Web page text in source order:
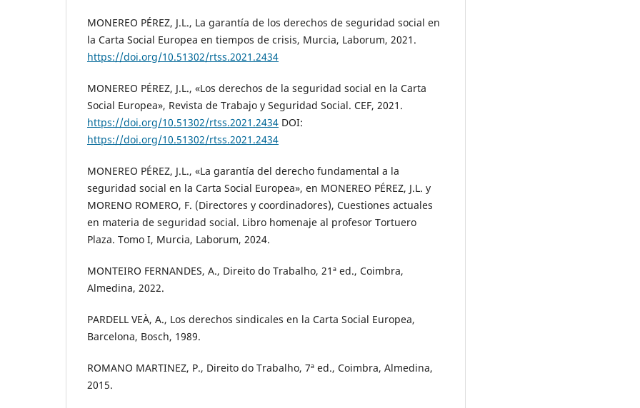
MONEREO PÉREZ, J.L., La garantía de los derechos de seguridad social en
la Carta Social Europea en tiempos de crisis, Murcia, Laborum, 2021.
https://doi.org/10.51302/rtss.2021.2434
MONEREO PÉREZ, J.L., «Los derechos de la seguridad social en la Carta
Social Europea», Revista de Trabajo y Seguridad Social. CEF, 2021.
https://doi.org/10.51302/rtss.2021.2434 DOI:
https://doi.org/10.51302/rtss.2021.2434
MONEREO PÉREZ, J.L., «La garantía del derecho fundamental a la
seguridad social en la Carta Social Europea», en MONEREO PÉREZ, J.L. y
MORENO ROMERO, F. (Directores y coordinadores), Cuestiones actuales
en materia de seguridad social. Libro homenaje al profesor Tortuero
Plaza. Tomo I, Murcia, Laborum, 2024.
MONTEIRO FERNANDES, A., Direito do Trabalho, 21ª ed., Coimbra,
Almedina, 2022.
PARDELL VEÀ, A., Los derechos sindicales en la Carta Social Europea,
Barcelona, Bosch, 1989.
ROMANO MARTINEZ, P., Direito do Trabalho, 7ª ed., Coimbra, Almedina,
2015.